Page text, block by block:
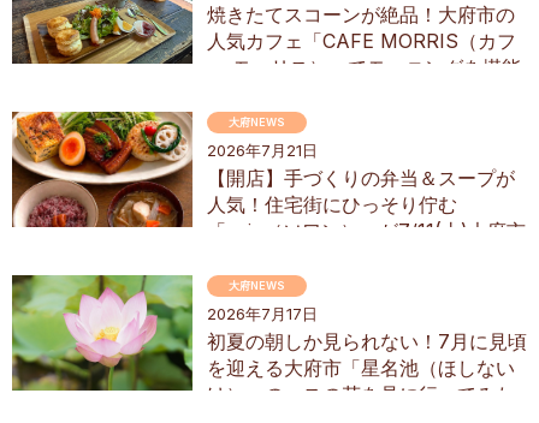
焼きたてスコーンが絶品！大府市の
人気カフェ「CAFE MORRIS（カフ
ェ モーリス）」でモーニングを堪能
2026年7月21日
【開店】手づくりの弁当＆スープが
人気！住宅街にひっそり佇む
「soin（ソワン）」が7/11(土)大府市
大府NEWS
2026年7月17日
初夏の朝しか見られない！7月に見頃
を迎える大府市「星名池（ほしない
け）」のハスの花を見に行ってみた
大府NEWS